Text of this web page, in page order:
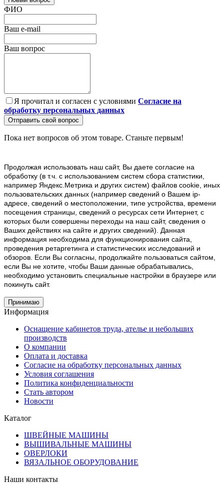
ФИО
Ваш e-mail
Ваш вопрос
Я прочитал и согласен с условиями Согласие на
обработку персональных данных
Отправить свой вопрос
Пока нет вопросов об этом товаре. Станьте первым!
Продолжая использовать наш cайт, Вы даете согласие на
обработку (в т.ч. с использованием систем сбора статистики,
например Яндекс.Метрика и других систем) файлов cookie, иных
пользовательских данных (например сведений о Вашем ip-
адресе, сведений о местоположении, типе устройства, времени
посещения страницы, сведений о ресурсах сети Интернет, с
которых были совершены переходы на наш сайт, сведения о
Ваших действиях на сайте и других сведений). Данная
информация необходима для функционирования сайта,
проведения ретаргетинга и статистических исследований и
обзоров. Если Вы согласны, продолжайте пользоваться сайтом,
если Вы не хотите, чтобы Ваши данные обрабатывались,
необходимо установить специальные настройки в браузере или
покинуть сайт.
Принимаю
Информация
Оснащение кабинетов труда, ателье и небольших
производств
О компании
Оплата и доставка
Согласие на обработку персональных данных
Условия соглашения
Политика конфиденциальности
Стать автором
Новости
Каталог
ШВЕЙНЫЕ МАШИНЫ
ВЫШИВАЛЬНЫЕ МАШИНЫ
ОВЕРЛОКИ
ВЯЗАЛЬНОЕ ОБОРУДОВАНИЕ
Наши контакты